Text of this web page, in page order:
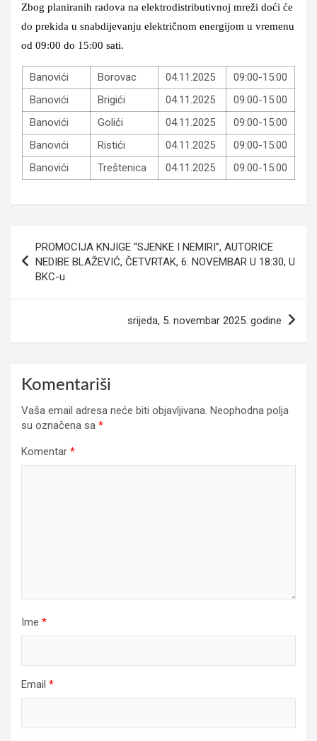
Zbog planiranih radova na elektrodistributivnoj mreži doći će
do prekida u snabdijevanju električnom energijom u vremenu
od 09:00 do 15:00 sati.
Banovići Borovac 04.11.2025
09:00-15:00
Banovići
Brigići 04.11.2025
09:00-15:00
Banovići
Golići 04.11.2025
09:00-15:00
Banovići
Ristići 04.11.2025
09:00-15:00
Banovići
Treštenica 04.11.2025 09:00-15:00
članaka
PROMOCIJA KNJIGE “SJENKE I NEMIRI”, AUTORICE
NEDIBE BLAŽEVIĆ, ČETVRTAK, 6. NOVEMBAR U 18:30, U
BKC-u
srijeda, 5. novembar 2025. godine
Komentariši
Vaša email adresa neće biti objavljivana. Neophodna polja
su označena sa *
Komentar *
Ime *
Email *